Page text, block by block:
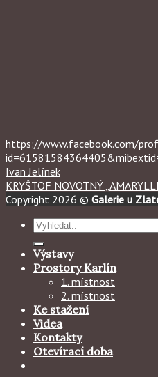
https://www.facebook.com/
Ivan Jelínek
KRYŠTOF NOVOTNÝ
Copyright 2026 © Galerie u
Hledat:
Výstavy
Prostory Karlín
1. místnost
2. místnost
Ke stažení
Videa
Kontakty
Otevírací doba